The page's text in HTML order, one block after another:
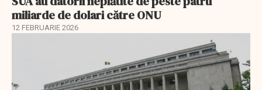
miliarde de dolari către ONU
12 FEBRUARIE 2026